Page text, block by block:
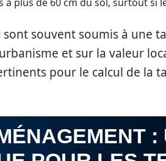
sont souvent soumis à une
et sur la valeur
pour le calcul de la
: